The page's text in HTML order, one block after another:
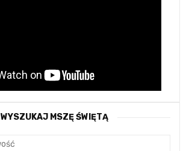
WYSZUKAJ MSZĘ ŚWIĘTĄ